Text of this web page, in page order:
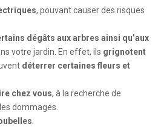
, pouvant causer des risques
dégâts aux arbres ainsi qu’aux
votre jardin. En effet, ils grignotent
déterrer certaines fleurs et
chez vous, à la recherche de
dommages.